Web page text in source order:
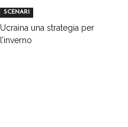
SCENARI
Ucraina una strategia per
l’inverno